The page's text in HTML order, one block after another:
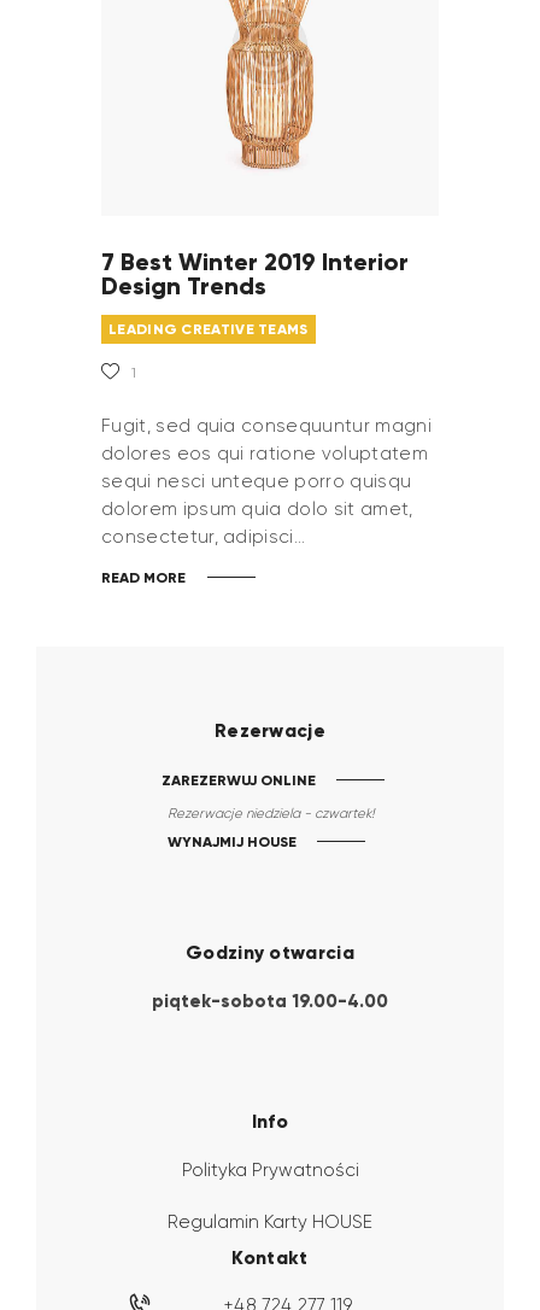
7 Best Winter 2019 Interior
Design Trends
LEADING CREATIVE TEAMS
1
Fugit, sed quia consequuntur magni
dolores eos qui ratione voluptatem
sequi nesci unteque porro quisqu
dolorem ipsum quia dolo sit amet,
consectetur, adipisci…
READ MORE
Rezerwacje
ZAREZERWUJ ONLINE
Rezerwacje niedziela - czwartek!
WYNAJMIJ HOUSE
Godziny otwarcia
piątek-sobota 19.00-4.00
Info
Polityka Prywatności
Regulamin Karty HOUSE
Kontakt
+48 724 277 119